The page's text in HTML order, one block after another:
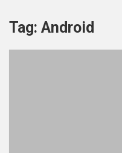
Tag: Android